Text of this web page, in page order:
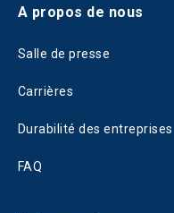
A propos de nous
Salle de presse
Carrières
Durabilité des entreprises
FAQ